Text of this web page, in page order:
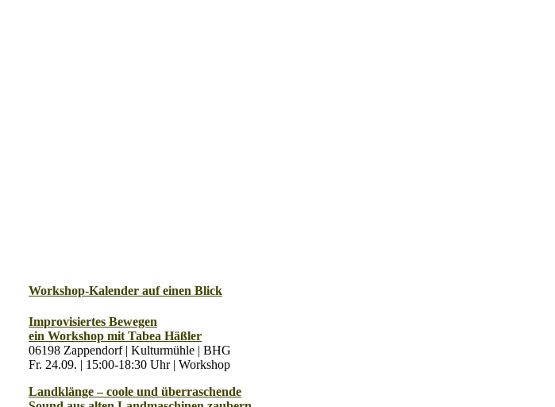
Workshop-Kalender auf einen Blick
Improvisiertes Bewegen
ein Workshop mit Tabea Häßler
06198 Zappendorf | Kulturmühle | BHG
Fr. 24.09. | 15:00-18:30 Uhr | Workshop
Landklänge – coole und überraschende